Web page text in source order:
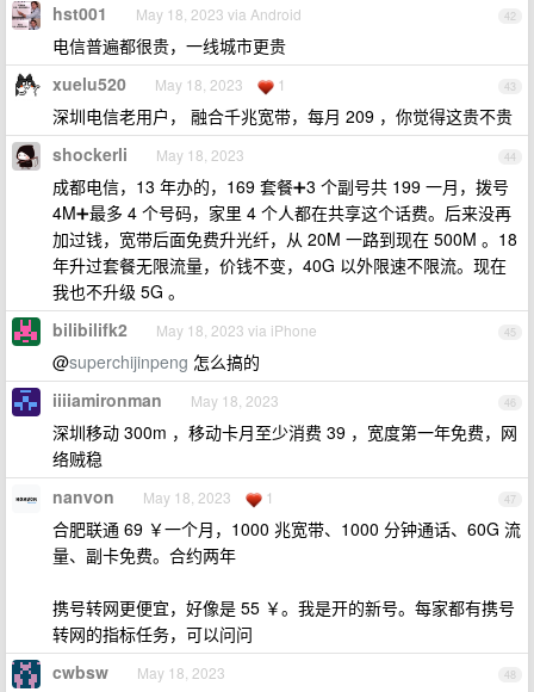
42
hst001 May 18, 2023 via Android
电信普遍都很贵，一线城市更贵
43
xuelu520 May 18, 2023 1
深圳电信老用户， 融合千兆宽带，每月 209 ，你觉得这贵不贵
44
shockerli May 18, 2023
成都电信，13 年办的，169 套餐➕3 个副号共 199 一月，拨号
4M➕最多 4 个号码，家里 4 个人都在共享这个话费。后来没再
加过钱，宽带后面免费升光纤，从 20M 一路到现在 500M 。18
年升过套餐无限流量，价钱不变，40G 以外限速不限流。现在
我也不升级 5G 。
45
bilibilifk2 May 18, 2023 via iPhone
@superchijinpeng 怎么搞的
46
iiiiamironman May 18, 2023
深圳移动 300m ，移动卡月至少消费 39 ，宽度第一年免费，网
络贼稳
47
nanvon May 18, 2023 1
合肥联通 69 ￥一个月，1000 兆宽带、1000 分钟通话、60G 流
量、副卡免费。合约两年
携号转网更便宜，好像是 55 ￥。我是开的新号。每家都有携号
转网的指标任务，可以问问
48
cwbsw May 18, 2023